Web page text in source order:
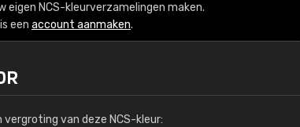
NCS-kleurverzamelingen maken.
een account aanmaken.
van deze NCS-kleur: